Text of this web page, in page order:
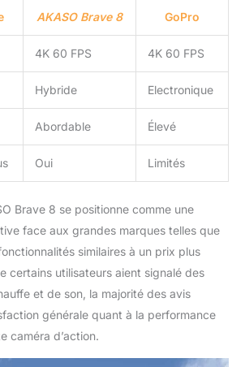
ralentir le moment sportif
et capturer chaque
Visuelle Sans Fil &
Multifonctions】: équipé
d'une télécommande
avec écran et de
supports de casque,
composer des images ou
enregistrer des vidéos.
La caméra d'action 4K
est livrée avec 2 batteries
mAh et un ensemble
d'accessoires précieux
qui est également
AKASO Brave 8 GoPro
4K 60 FPS 4K 60 FPS
Hybride Electronique
Abordable Élevé
Oui Limités
Brave 8 se positionne comme une
face aux grandes marques telles que
similaires à un prix plus
certains utilisateurs aient signalé des
et de son, la majorité des avis
générale quant à la performance
caméra d’action.